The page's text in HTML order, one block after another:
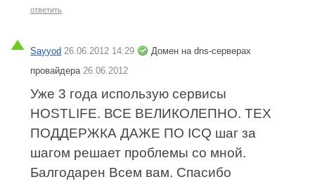
ответить
Sayyod 26.06.2012 14:29
Домен на dns-серверах
провайдера26.06.2012
Уже 3 года использую сервисы
HOSTLIFE. ВСЕ ВЕЛИКОЛЕПНО. ТЕХ
ПОДДЕРЖКА ДАЖЕ ПО ICQ шаг за
шагом решает проблемы со мной.
Балгодарен Всем вам. Спасибо